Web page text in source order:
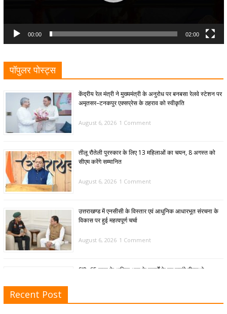
00:00 02:00
पॉपुलर पोस्ट्स
केंद्रीय रेल मंत्री ने मुख्यमंत्री के अनुरोध पर बनबसा रेलवे स्टेशन पर
अमृतसर–टनकपुर एक्सप्रेस के ठहराव को स्वीकृति
August 6, 2026 1 Comment
तीलू रौतेली पुरस्कार के लिए 13 महिलाओं का चयन, 8 अगस्त को
सीएम करेंगे सम्मानित
August 6, 2026 1 Comment
उत्तराखण्ड में एनसीसी के विस्तार एवं आधुनिक आधारभूत संरचना के
विकास पर हुई महत्वपूर्ण चर्चा
August 6, 2026 1 Comment
SIR: 65 साल के अधिक आयु के बुजुर्गों के घर जाएंगे बीएलओ
Recent Post